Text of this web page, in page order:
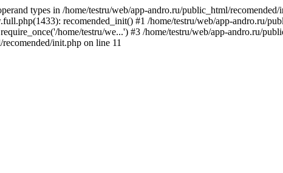
types in /home/testru/web/app-andro.ru/public_html/
recomended_init() #1 /home/testru/web/app-andro.ru/
home/testru/we...') #3 /home/testru/web/app-andro.ru/
init.php on line 11